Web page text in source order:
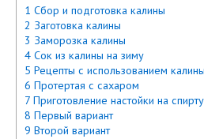
1 Сбор и подготовка калины
2 Заготовка калины
3 Заморозка калины
4 Сок из калины на зиму
5 Рецепты с использованием калины
6 Протертая с сахаром
7 Приготовление настойки на спирту
8 Первый вариант
9 Второй вариант